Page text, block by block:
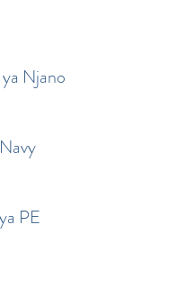
Njano
PE